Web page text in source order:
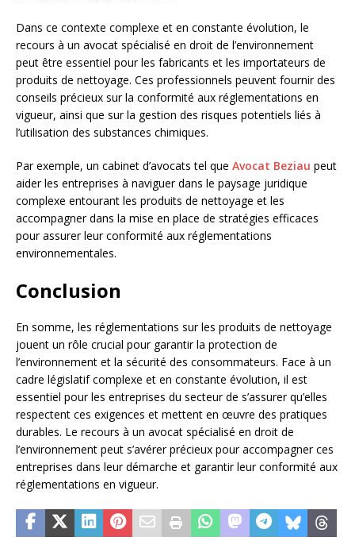
Dans ce contexte complexe et en constante évolution, le
recours à un avocat spécialisé en droit de l’environnement
peut être essentiel pour les fabricants et les importateurs de
produits de nettoyage. Ces professionnels peuvent fournir des
conseils précieux sur la conformité aux réglementations en
vigueur, ainsi que sur la gestion des risques potentiels liés à
l’utilisation des substances chimiques.
Par exemple, un cabinet d’avocats tel que Avocat Beziau peut
aider les entreprises à naviguer dans le paysage juridique
complexe entourant les produits de nettoyage et les
accompagner dans la mise en place de stratégies efficaces
pour assurer leur conformité aux réglementations
environnementales.
Conclusion
En somme, les réglementations sur les produits de nettoyage
jouent un rôle crucial pour garantir la protection de
l’environnement et la sécurité des consommateurs. Face à un
cadre législatif complexe et en constante évolution, il est
essentiel pour les entreprises du secteur de s’assurer qu’elles
respectent ces exigences et mettent en œuvre des pratiques
durables. Le recours à un avocat spécialisé en droit de
l’environnement peut s’avérer précieux pour accompagner ces
entreprises dans leur démarche et garantir leur conformité aux
réglementations en vigueur.